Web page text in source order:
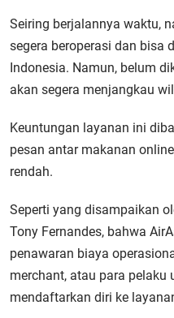
Seiring berjalannya waktu,
segera beroperasi dan bisa
Indonesia. Namun, belum
akan segera menjangkau
Keuntungan layanan ini
pesan antar makanan
rendah.
Seperti yang disampaikan
Tony Fernandes, bahwa
penawaran biaya
merchant, atau para pelaku
mendaftarkan diri ke